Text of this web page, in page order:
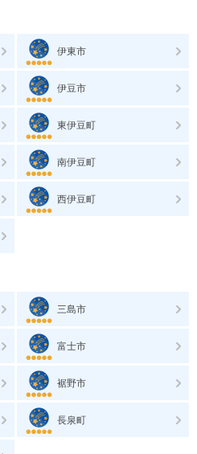
伊東市
伊豆市
東伊豆町
南伊豆町
西伊豆町
三島市
富士市
裾野市
長泉町